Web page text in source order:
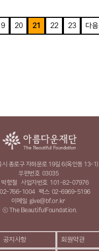
20 21 22 23 다음
공지사항 회원약관
시 종로구 자하문로 19길 6(옥인동 13-1)
우편번호 03035
박형철 사업자번호 101-82-07976
02-766-1004 팩스 02-6969-5196
이메일 give@bf.or.kr
ⓒ The BeautifulFoundation.